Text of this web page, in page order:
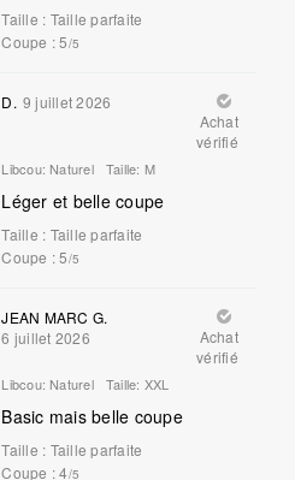
Taille : Taille parfaite
Coupe : 5/5
D. 9 juillet 2026
Achat
vérifié
Libcou: Naturel Taille: M
Léger et belle coupe
Taille : Taille parfaite
Coupe : 5/5
JEAN MARC G.
6 juillet 2026
Achat
vérifié
Libcou: Naturel Taille: XXL
Basic mais belle coupe
Taille : Taille parfaite
Coupe : 4/5